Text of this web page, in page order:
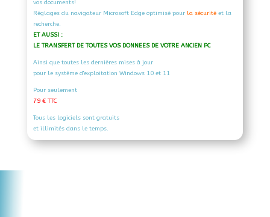
vos documents!
Réglages du navigateur Microsoft Edge optimisé pour la sécurité et la
recherche.
ET AUSSI :
LE TRANSFERT DE TOUTES VOS DONNEES DE VOTRE ANCIEN PC
Ainsi que toutes les dernières mises à jour
pour le système d'exploitation Windows 10 et 11
Pour seulement
79 € TTC
Tous les logiciels sont gratuits
et illimités dans le temps.